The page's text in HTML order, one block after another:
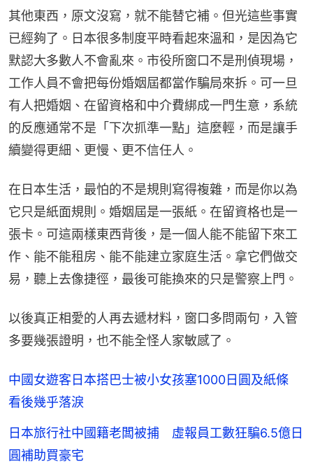
其他東西，原文沒寫，就不能替它補。但光這些事實
已經夠了。日本很多制度平時看起來溫和，是因為它
默認大多數人不會亂來。市役所窗口不是刑偵現場，
工作人員不會把每份婚姻屆都當作騙局來拆。可一旦
有人把婚姻、在留資格和中介費綁成一門生意，系統
的反應通常不是「下次抓準一點」這麼輕，而是讓手
續變得更細、更慢、更不信任人。
在日本生活，最怕的不是規則寫得複雜，而是你以為
它只是紙面規則。婚姻屆是一張紙。在留資格也是一
張卡。可這兩樣東西背後，是一個人能不能留下來工
作、能不能租房、能不能建立家庭生活。拿它們做交
易，聽上去像捷徑，最後可能換來的只是警察上門。
以後真正相愛的人再去遞材料，窗口多問兩句，入管
多要幾張證明，也不能全怪人家敏感了。
中國女遊客日本搭巴士被小女孩塞1000日圓及紙條
看後幾乎落淚
日本旅行社中國籍老闆被捕 虛報員工數狂騙6.5億日
圓補助買豪宅